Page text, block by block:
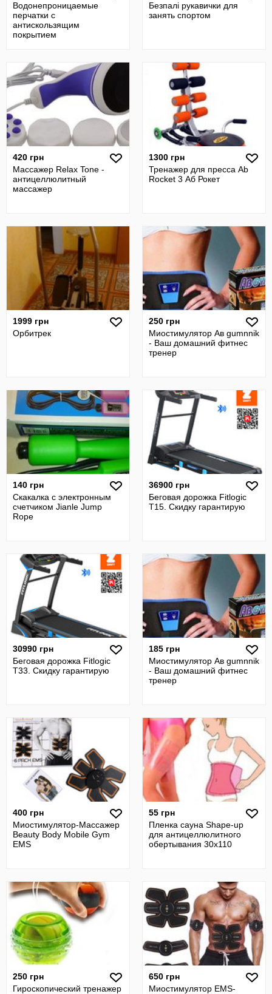
Водонепроницаемые
перчатки с
антискользящим
покрытием
Безпалі рукавички для
занять спортом
420 грн
Массажер Relax Tone -
антицеллюлитный
массажер
1300 грн
Тренажер для пресса Ab
Rocket 3 Аб Рокет
1999 грн
Орбитрек
250 грн
Миостимулятор Ав gumnnik
- Ваш домашний фитнес
тренер
140 грн
Скакалка с электронным
счетчиком Jianle Jump
Rope
36900 грн
Беговая дорожка Fitlogic
T15. Скидку гарантирую
30990 грн
Беговая дорожка Fitlogic
T33. Скидку гарантирую
185 грн
Миостимулятор Ав gumnnik
- Ваш домашний фитнес
тренер
400 грн
Миостимулятор-Массажер
Beauty Body Mobile Gym
EMS
55 грн
Пленка сауна Shape-up
для антицеллюлитного
обертывания 30х110
250 грн
Гироскопический тренажер
650 грн
Миостимулятор EMS-